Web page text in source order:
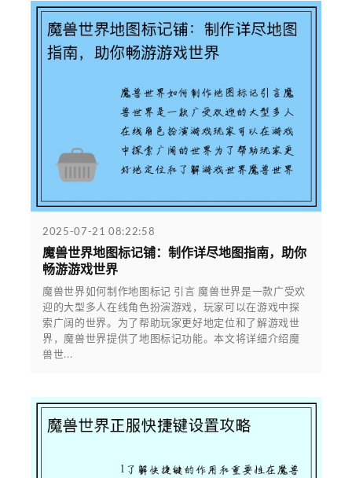
2025-07-21 08:22:58
魔兽世界地图标记铺：制作详尽地图指南，助你
畅游游戏世界
魔兽世界如何制作地图标记 引言 魔兽世界是一款广受欢
迎的大型多人在线角色扮演游戏，玩家可以在游戏中探
索广阔的世界。为了帮助玩家更好地定位和了解游戏世
界，魔兽世界提供了地图标记功能。本文将详细介绍魔
兽世...